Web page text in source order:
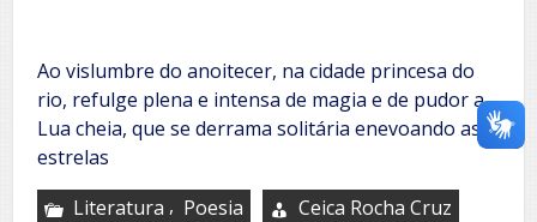
Ao vislumbre do anoitecer, na cidade princesa do
rio, refulge plena e intensa de magia e de pudor a
Lua cheia, que se derrama solitária enevoando as
estrelas
Literatura , Poesia
Ceica Rocha Cruz